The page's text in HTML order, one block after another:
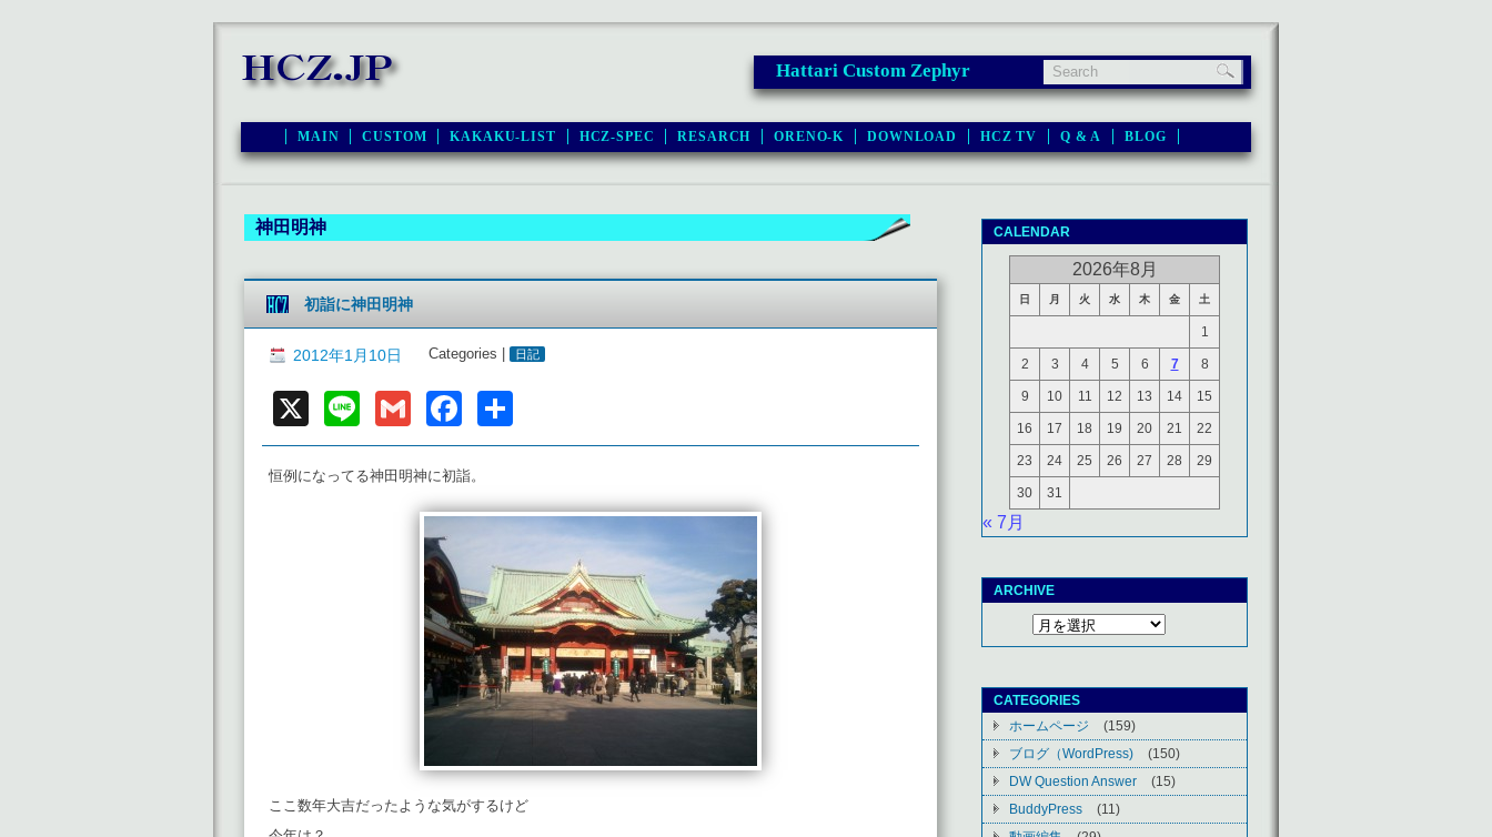
Hattari Custom Zephyr
MAIN CUSTOM KAKAKU-LIST HCZ-SPEC RESARCH ORENO-K DOWNLOAD HCZ TV Q & A BLOG
神田明神
初詣に神田明神
2012年1月10日 Categories | 日記
X Line GmailFacebook
有
恒例になってる神田明神に初詣。
ここ数年大吉だったような気がするけど
CALENDAR
2026年8月
日 月 火 水 木 金 土
1
2 3 4 5 6 7 8
9 10 11 12 13 14 15
16 17 18 19 20 21 22
23 24 25 26 27 28 29
30 31
« 7月
ARCHIVE
CATEGORIES
ホームページ
(159)
ブログ（WordPress)
(150)
DW Question Answer
(15)
BuddyPress
(11)